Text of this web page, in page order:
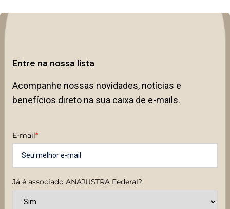
Entre na nossa lista
Acompanhe nossas novidades, notícias e
benefícios direto na sua caixa de e-mails.
E-mail*
Já é associado ANAJUSTRA Federal?